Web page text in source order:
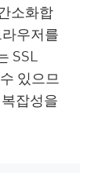
소화합
우저를
SSL
있으므
잡성을